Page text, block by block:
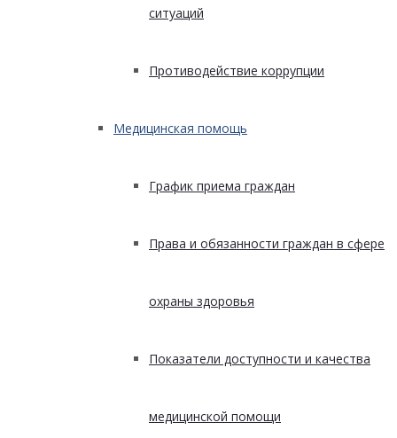
ситуаций
Противодействие коррупции
Медицинская помощь
График приема граждан
Права и обязанности граждан в сфере
охраны здоровья
Показатели доступности и качества
медицинской помощи